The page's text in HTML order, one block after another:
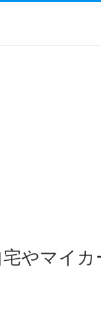
やマイカ